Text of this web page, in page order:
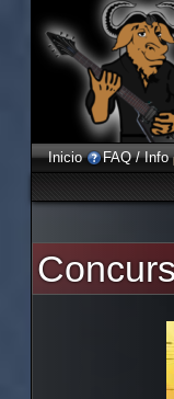
Inicio FAQ / Info